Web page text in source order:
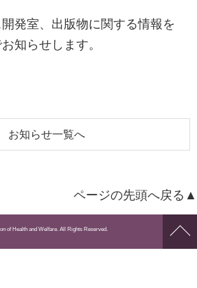
発室、出版物に関する情報を
知らせします。
お知らせ一覧へ
ページの先頭へ戻る▲
ペー
of Health and Welfare. All Rights Reserved.